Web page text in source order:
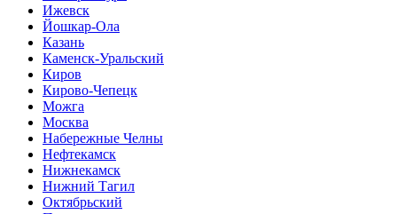
Ижевск
Йошкар-Ола
Казань
Каменск-Уральский
Киров
Кирово-Чепецк
Можга
Москва
Набережные Челны
Нефтекамск
Нижнекамск
Нижний Тагил
Октябрьский